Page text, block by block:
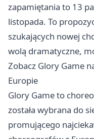
zapamiętania to 13
listopada. To
szukających nowej
wolą dramatyczne,
Zobacz Glory Game
Europie
Glory Game to
została wybrana do
promującego